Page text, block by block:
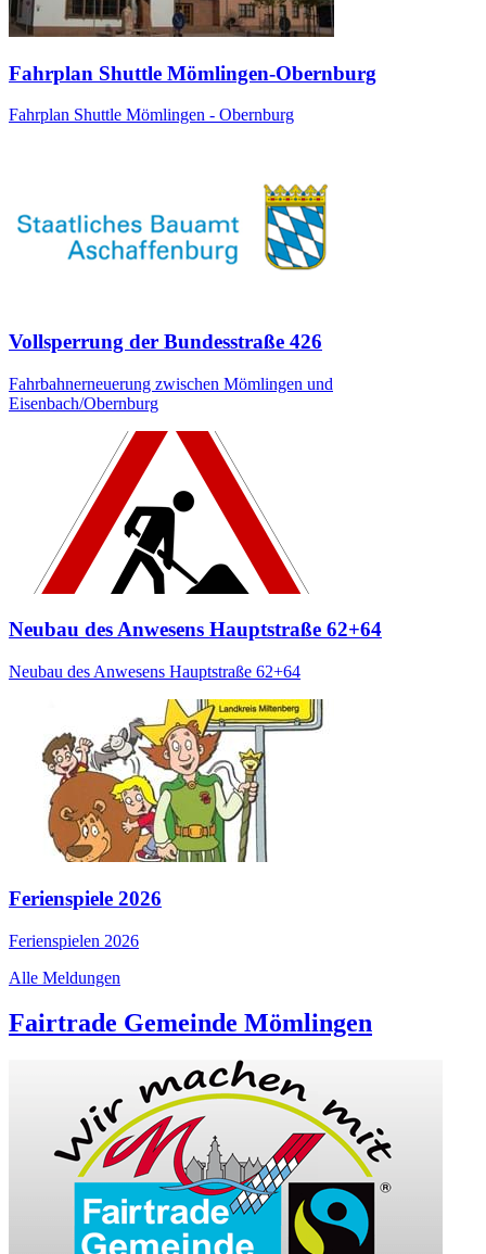
Fahrplan Shuttle Mömlingen-Obernburg
Fahrplan Shuttle Mömlingen - Obernburg
Vollsperrung der Bundesstraße 426
Fahrbahnerneuerung zwischen Mömlingen und
Eisenbach/Obernburg
Neubau des Anwesens Hauptstraße 62+64
Neubau des Anwesens Hauptstraße 62+64
Ferienspiele 2026
Ferienspielen 2026
Alle Meldungen
Fairtrade Gemeinde Mömlingen